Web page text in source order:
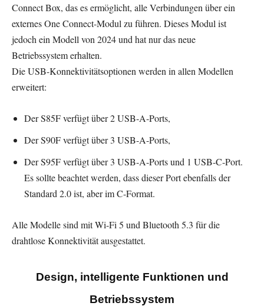
Connect Box, das es ermöglicht, alle Verbindungen über ein
externes One Connect-Modul zu führen. Dieses Modul ist
jedoch ein Modell von 2024 und hat nur das neue
Betriebssystem erhalten.
Die USB-Konnektivitätsoptionen werden in allen Modellen
erweitert:
Der S85F verfügt über 2 USB-A-Ports,
Der S90F verfügt über 3 USB-A-Ports,
Der S95F verfügt über 3 USB-A-Ports und 1 USB-C-Port.
Es sollte beachtet werden, dass dieser Port ebenfalls der
Standard 2.0 ist, aber im C-Format.
Alle Modelle sind mit Wi-Fi 5 und Bluetooth 5.3 für die
drahtlose Konnektivität ausgestattet.
Design, intelligente Funktionen und
Betriebssystem